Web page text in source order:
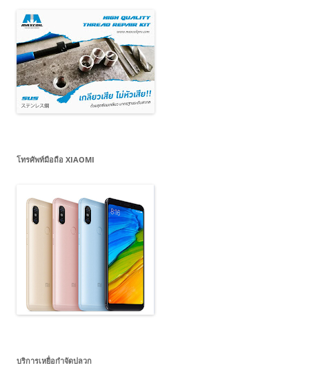
โทรศัพท์มือถือ XIAOMI
บริการเหยื่อกำจัดปลวก